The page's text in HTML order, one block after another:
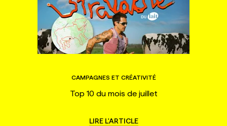
CAMPAGNES ET CRÉATIVITÉ
Top 10 du mois de juillet
LIRE L'ARTICLE